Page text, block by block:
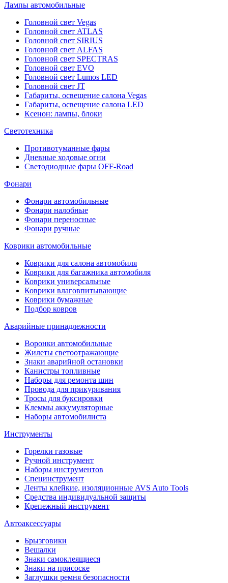
Лампы автомобильные
Головной свет Vegas
Головной свет ATLAS
Головной свет SIRIUS
Головной свет ALFAS
Головной свет SPECTRAS
Головной свет EVO
Головной свет Lumos LED
Головной свет JT
Габариты, освещение салона Vegas
Габариты, освещение салона LED
Ксенон: лампы, блоки
Светотехника
Противотуманные фары
Дневные ходовые огни
Светодиодные фары OFF-Road
Фонари
Фонари автомобильные
Фонари налобные
Фонари переносные
Фонари ручные
Коврики автомобильные
Коврики для салона автомобиля
Коврики для багажника автомобиля
Коврики универсальные
Коврики влаговпитывающие
Коврики бумажные
Подбор ковров
Аварийные принадлежности
Воронки автомобильные
Жилеты светоотражающие
Знаки аварийной остановки
Канистры топливные
Наборы для ремонта шин
Провода для прикуривания
Тросы для буксировки
Клеммы аккумуляторные
Наборы автомобилиста
Инструменты
Горелки газовые
Ручной инструмент
Наборы инструментов
Специнструмент
Ленты клейкие, изоляционные AVS Auto Tools
Средства индивидуальной защиты
Крепежный инструмент
Автоаксессуары
Брызговики
Вешалки
Знаки самоклеящиеся
Знаки на присоске
Заглушки ремня безопасности